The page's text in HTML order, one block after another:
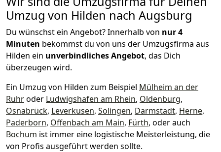
Umzug von Hilden nach Augsburg
Du wünschst ein Angebot? Innerhalb von nur 4
Minuten bekommst du von uns der Umzugsfirma aus
Hilden ein unverbindliches Angebot, das Dich
überzeugen wird.
Ein Umzug von Hilden zum Beispiel Mülheim an der
Ruhroder Ludwigshafen am Rhein, Oldenburg,
Osnabrück, Leverkusen, Solingen, Darmstadt, Herne,
Paderborn, Offenbach am Main, Fürth, oder auch
Bochum ist immer eine logistische Meisterleistung, die
von Profis ausgeführt werden sollte.